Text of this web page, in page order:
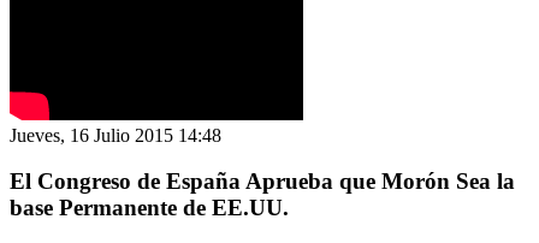
Jueves, 16 Julio 2015 14:48
El Congreso de España Aprueba que Morón Sea la
base Permanente de EE.UU.